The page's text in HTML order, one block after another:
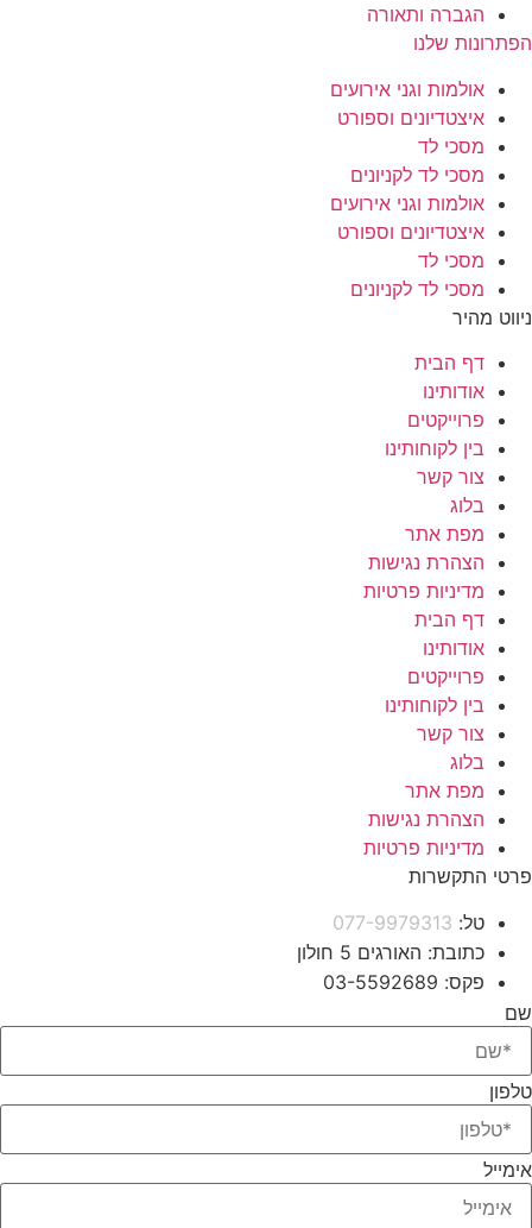
הגברה ותאורה
הפתרונות שלנו
אולמות וגני אירועים
איצטדיונים וספורט
מסכי לד
מסכי לד לקניונים
אולמות וגני אירועים
איצטדיונים וספורט
מסכי לד
מסכי לד לקניונים
ניווט מהיר
דף הבית
אודותינו
פרוייקטים
בין לקוחותינו
צור קשר
בלוג
מפת אתר
הצהרת נגישות
מדיניות פרטיות
דף הבית
אודותינו
פרוייקטים
בין לקוחותינו
צור קשר
בלוג
מפת אתר
הצהרת נגישות
מדיניות פרטיות
פרטי התקשרות
טל: 077-9979313
כתובת: האורגים 5 חולון
פקס: 03-5592689
שם
טלפון
אימייל